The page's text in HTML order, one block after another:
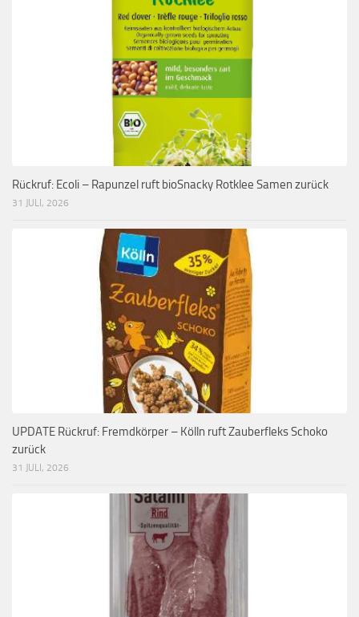
Rückruf: Ecoli – Rapunzel ruft bioSnacky Rotklee Samen zurück
31 JULI, 2026
UPDATE Rückruf: Fremdkörper – Kölln ruft Zauberfleks Schoko
zurück
31 JULI, 2026